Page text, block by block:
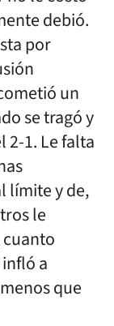
debió.
por
un
se tragó y
2-1. Le falta
límite y de,
le
a
que